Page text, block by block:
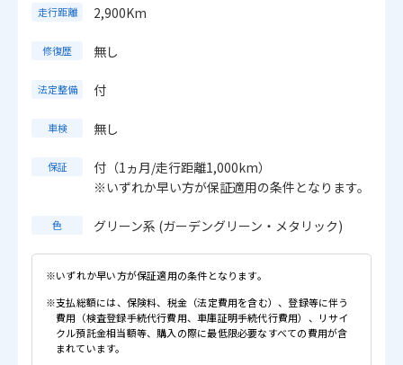
走行距離 2,900Km
修復歴 無し
法定整備 付
車検 無し
保証
付（1ヵ月/走行距離1,000km）
※いずれか早い方が保証適用の条件となります。
色 グリーン系 (ガーデングリーン・メタリック)
※いずれか早い方が保証適用の条件となります。
※支払総額には、保険料、税金（法定費用を含む）、登録等に伴う
費用（検査登録手続代行費用、車庫証明手続代行費用）、リサイ
クル預託金相当額等、購入の際に最低限必要なすべての費用が含
まれています。